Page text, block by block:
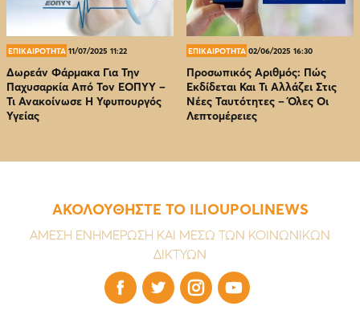
ΕΠΙΚΑΙΡΟΤΗΤΑ 11/07/2025 11:22
Δωρεάν Φάρμακα Για Την
Παχυσαρκία Από Τον EOΠΥΥ –
Τι Ανακοίνωσε Η Υφυπουργός
Υγείας
ΕΠΙΚΑΙΡΟΤΗΤΑ 02/06/2025 16:30
Προσωπικός Αριθμός: Πώς
Εκδίδεται Και Τι Αλλάζει Στις
Νέες Ταυτότητες – Όλες Οι
Λεπτομέρειες
ΑΚΟΛΟΥΘΗΣΤΕ ΤΟ ILIOUPOLINEWS
ΑΜΕΣΗ ΕΝΗΜΕΡΩΣΗ ΚΑΙ ΜΕΣΩ ΤΩΝ ΚΟΙΝΩΝΙΚΩΝ
ΔΙΚΤΥΩΝ
   